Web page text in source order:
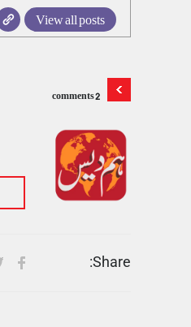
View all posts
2 comments
Share: